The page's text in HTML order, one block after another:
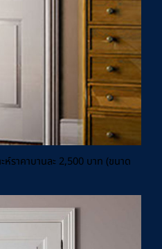
ห์ราคาบานละ 2,500 บาท (ขนาด